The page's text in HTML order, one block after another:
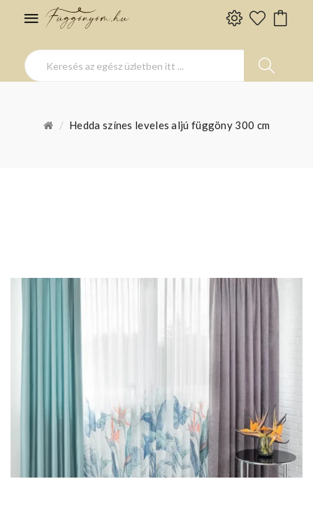
Hedda színes leveles aljú függöny 300 cm